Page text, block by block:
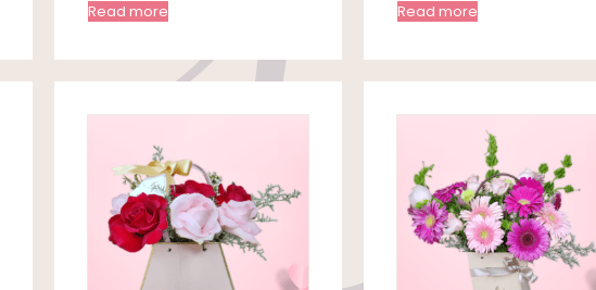
Read more Read more